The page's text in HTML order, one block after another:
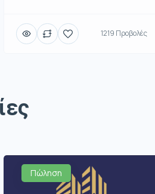
1219 Προβολές
Πώληση